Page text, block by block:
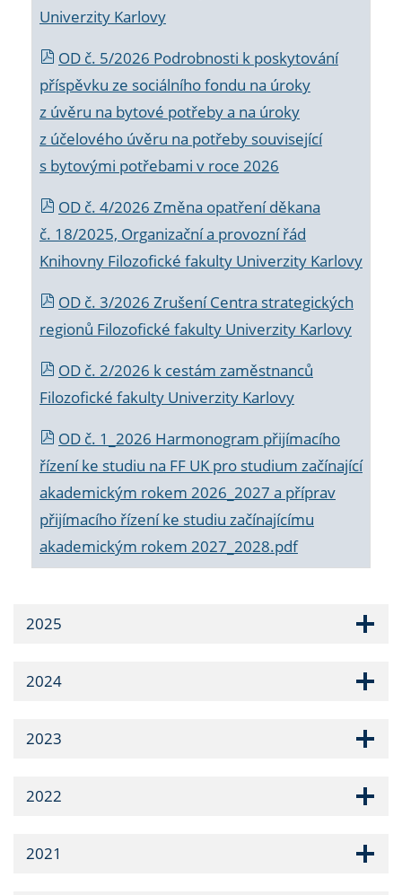
Univerzity Karlovy
OD č. 5/2026 Podrobnosti k poskytování
příspěvku ze sociálního fondu na úroky
z úvěru na bytové potřeby a na úroky
z účelového úvěru na potřeby související
s bytovými potřebami v roce 2026
OD č. 4/2026 Změna opatření děkana
č. 18/2025, Organizační a provozní řád
Knihovny Filozofické fakulty Univerzity Karlovy
OD č. 3/2026 Zrušení Centra strategických
regionů Filozofické fakulty Univerzity Karlovy
OD č. 2/2026 k cestám zaměstnanců
Filozofické fakulty Univerzity Karlovy
OD č. 1_2026 Harmonogram přijímacího
řízení ke studiu na FF UK pro studium začínající
akademickým rokem 2026_2027 a příprav
přijímacího řízení ke studiu začínajícímu
akademickým rokem 2027_2028.pdf
2025
2024
2023
2022
2021